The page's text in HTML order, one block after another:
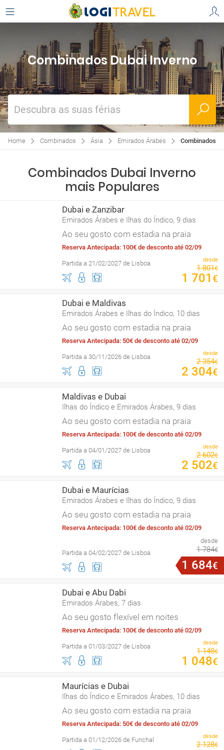
Combinados Dubai Inverno
Descubra as suas férias
Home Combinados Ásia Emirados Árabes Combinados
Combinados Dubai Inverno
mais Populares
Dubai e Zanzibar
Emirados Árabes e Ilhas do Índico, 9 dias
Ao seu gosto com estadia na praia
Reserva Antecipada: 100€ de desconto até 02/09
Partida a 21/02/2027 de Lisboa desde
1 801€
1 701 €
Dubai e Maldivas
Emirados Árabes e Ilhas do Índico, 10 dias
Ao seu gosto com estadia na praia
Reserva Antecipada: 50€ de desconto até 02/09
Partida a 30/11/2026 de Lisboa desde
2 354€
2 304€
Maldivas e Dubai
Ilhas do Índico e Emirados Árabes, 9 dias
Ao seu gosto com estadia na praia
Reserva Antecipada: 100€ de desconto até 02/09
Partida a 04/01/2027 de Lisboa desde
2 602€
2 502€
Dubai e Maurícias
Emirados Árabes e Ilhas do Índico, 9 dias
Ao seu gosto com estadia na praia
Reserva Antecipada: 100€ de desconto até 02/09
Partida a 04/02/2027 de Lisboa
desde
1 784€
1 684€
Dubai e Abu Dabi
Emirados Árabes, 7 dias
Ao seu gosto flexível em noites
Reserva Antecipada: 100€ de desconto até 02/09
Partida a 01/03/2027 de Lisboa desde
1 148€
1 048€
Maurícias e Dubai
Ilhas do Índico e Emirados Árabes, 10 dias
Ao seu gosto com estadia na praia
Reserva Antecipada: 50€ de desconto até 02/09
Partida a 01/12/2026 de Funchal desde
2 128€